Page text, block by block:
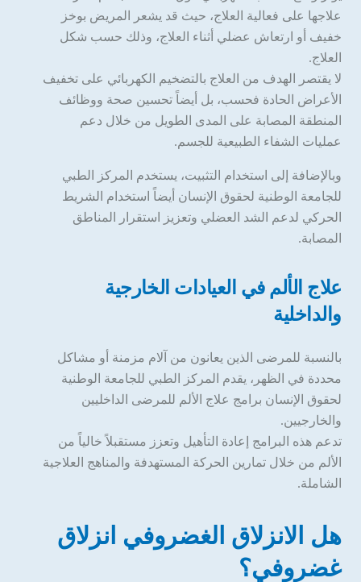
علاجها على فعالية العلاج، حيث قد يشعر المريض بوخز
خفيف أو ارتعاش عضلي أثناء العلاج، وذلك حسب شكل
العلاج.
لا يقتصر الهدف من العلاج بالتضخيم الكهربائي على تخفيف
الأعراض الحادة فحسب، بل أيضاً تحسين صحة ووظائف
المنطقة المصابة على المدى الطويل من خلال دعم
عمليات الشفاء الطبيعية للجسم.
وبالإضافة إلى استخدام التثبيت، يستخدم المركز الطبي
للجامعة الوطنية لحقوق الإنسان أيضاً استخدام الشريط
الحركي لدعم الشد العضلي وتعزيز استقرار المناطق
المصابة.
علاج الألم في العيادات الخارجية
والداخلية
بالنسبة للمرضى الذين يعانون من آلام مزمنة أو مشاكل
محددة في الظهر، يقدم المركز الطبي للجامعة الوطنية
لحقوق الإنسان برامج علاج الألم للمرضى الداخليين
والخارجيين.
تدعم هذه البرامج إعادة التأهيل وتعزز مستقبلاً خالياً من
الألم من خلال تمارين الحركة المستهدفة والمناهج العلاجية
الشاملة.
هل الانزلاق الغضروفي انزلاق
غضروفي؟